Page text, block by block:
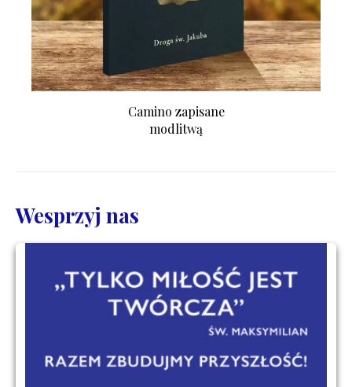
Camino zapisane
modlitwą
Wesprzyj nas